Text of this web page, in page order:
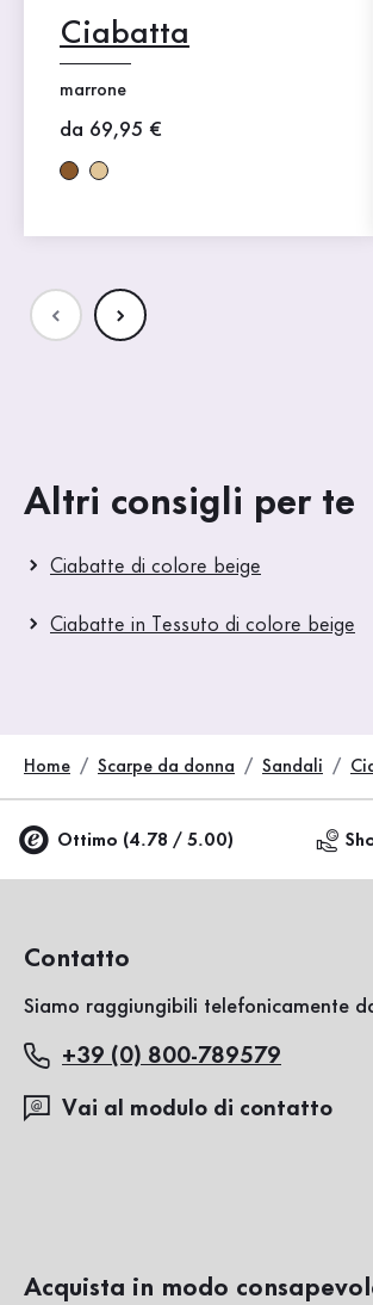
Ciabatta
marrone
Nuovo prezzo
da 69,95 €
Altri consigli per te
Ciabatte di colore beige
Ciabatte in Tessuto di colore beige
Home Scarpe da donna Sandali
Ottimo (4.78 / 5.00)
Contatto
Siamo raggiungibili telefonicamente
+39 (0) 800-789579
Vai al modulo di contatto
Acquista in modo